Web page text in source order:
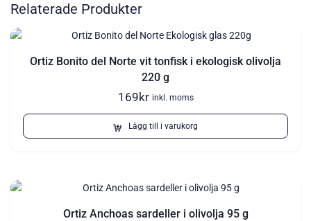
Relaterade Produkter
Ortiz Bonito del Norte vit tonfisk i ekologisk olivolja
220 g
169kr inkl. moms
Lägg till i varukorg
Ortiz Anchoas sardeller i olivolja 95 g